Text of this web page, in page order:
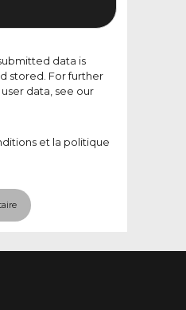
data is
stored. For further
data, see our
et la politique